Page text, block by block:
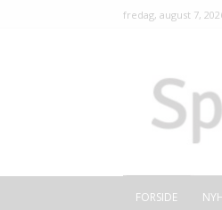
fredag, august 7,
FORSIDE